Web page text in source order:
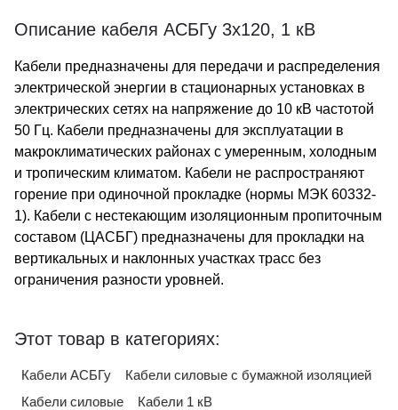
Описание кабеля АСБГу 3х120, 1 кВ
Кабели предназначены для передачи и распределения
электрической энергии в стационарных установках в
электрических сетях на напряжение до 10 кВ частотой
50 Гц. Кабели предназначены для эксплуатации в
макроклиматических районах с умеренным, холодным
и тропическим климатом. Кабели не распространяют
горение при одиночной прокладке (нормы МЭК 60332-
1). Кабели с нестекающим изоляционным пропиточным
составом (ЦАСБГ) предназначены для прокладки на
вертикальных и наклонных участках трасс без
ограничения разности уровней.
Этот товар в категориях:
Кабели АСБГу
Кабели силовые с бумажной изоляцией
Кабели силовые
Кабели 1 кВ